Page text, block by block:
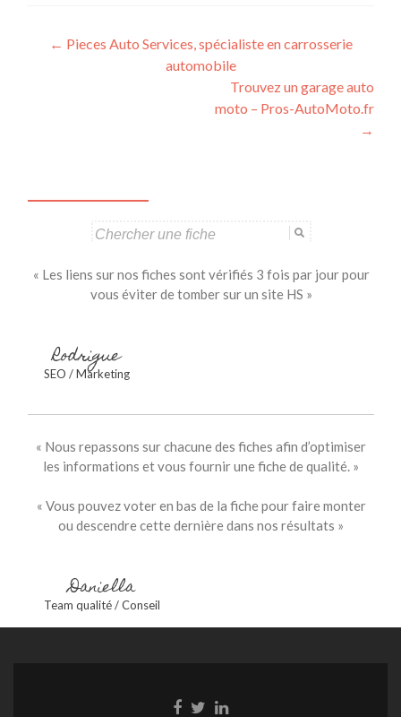
Navigation
← Pieces Auto Services, spécialiste en carrosserie
automobile
Trouvez un garage auto
moto – Pros-AutoMoto.fr
→
« Les liens sur nos fiches sont vérifiés 3 fois par jour pour
vous éviter de tomber sur un site HS »
Rodrigue
SEO / Marketing
« Nous repassons sur chacune des fiches afin d’optimiser
les informations et vous fournir une fiche de qualité. »
« Vous pouvez voter en bas de la fiche pour faire monter
ou descendre cette dernière dans nos résultats »
Daniella
Team qualité / Conseil